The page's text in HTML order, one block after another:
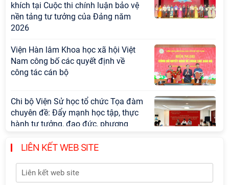
khích tại Cuộc thi chính luận bảo vệ
nền tảng tư tưởng của Đảng năm
2026
Viện Hàn lâm Khoa học xã hội Việt
Nam công bố các quyết định về
công tác cán bộ
Chi bộ Viện Sử học tổ chức Tọa đàm
chuyên đề: Đẩy mạnh học tập, thực
hành tư tưởng, đạo đức, phương
giai đoạn phát triển mới
Hội thảo khoa học quốc tế “Không
gian phát triển Việt Nam trong kỷ
LIÊN KẾT WEB SITE